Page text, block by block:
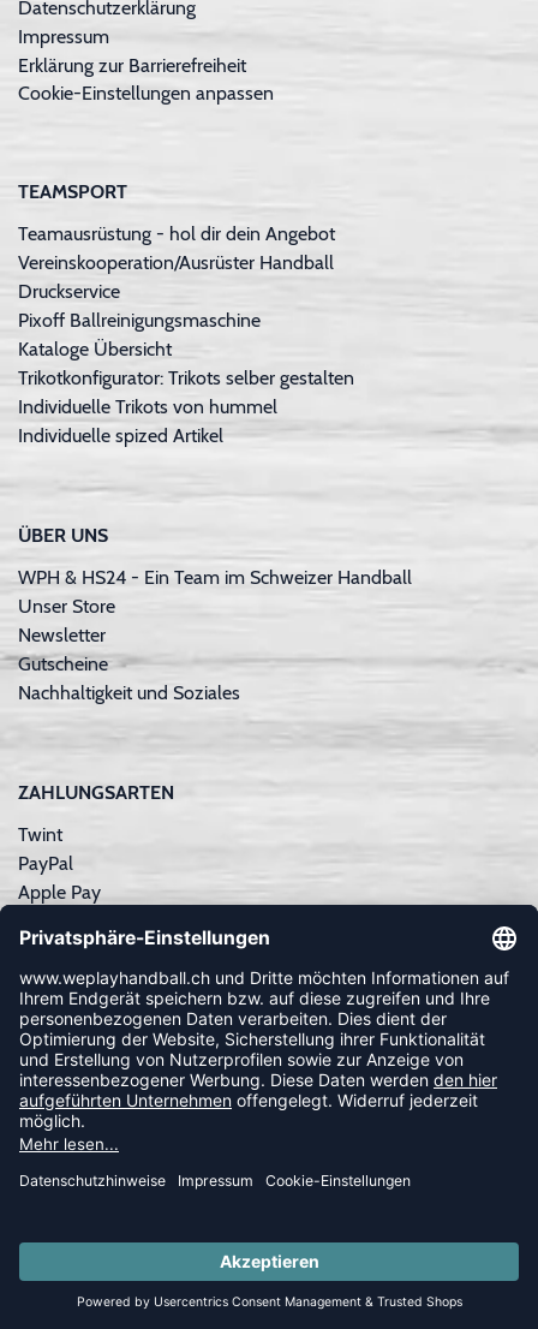
SUMMER SALE: SPARE BIS ZU 65%
Datenschutzerklärung
Impressum
Erklärung zur Barrierefreiheit
Cookie-Einstellungen anpassen
TEAMSPORT
Teamausrüstung - hol dir dein Angebot
Vereinskooperation/Ausrüster Handball
Druckservice
Pixoff Ballreinigungsmaschine
Kataloge Übersicht
Trikotkonfigurator: Trikots selber gestalten
Individuelle Trikots von hummel
Individuelle spized Artikel
ÜBER UNS
WPH & HS24 - Ein Team im Schweizer Handball
Unser Store
Newsletter
Gutscheine
Nachhaltigkeit und Soziales
ZAHLUNGSARTEN
Twint
PayPal
Apple Pay
Kreditkarte
Rechnungskauf
NEWSLETTER
FOLLOW US